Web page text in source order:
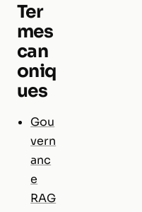
Ter
mes
can
oniq
ues
Gou
vern
anc
e
RAG